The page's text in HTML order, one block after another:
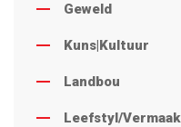
Geweld
Kuns|Kultuur
Landbou
Leefstyl/Vermaak